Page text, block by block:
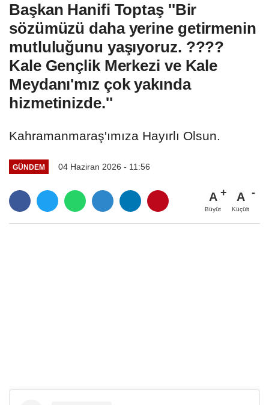
Başkan Hanifi Toptaş ''Bir
sözümüzü daha yerine getirmenin
mutluluğunu yaşıyoruz. ????
Kale Gençlik Merkezi ve Kale
Meydanı'mız çok yakında
hizmetinizde.''
Kahramanmaraş'ımıza Hayırlı Olsun.
GÜNDEM 04 Haziran 2026 - 11:56
A
Büyüt
A
Küçült